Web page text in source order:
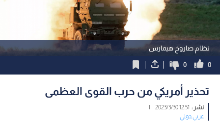
نظام صاروخ هيمارس
0
0
تحذير أمريكي من حرب القوى العظمى
نشر : 12:51 2023/3/30
|
عربي دولي